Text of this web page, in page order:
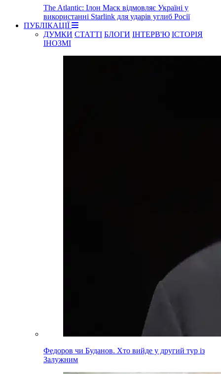
The Atlantic: Ілон Маск відмовляє Україні у
використанні Starlink для ударів углиб Росії
ПУБЛІКАЦІЇ
ДУМКИ СТАТТІ БЛОГИ ІНТЕРВ'Ю ІСТОРІЯ
ІНОЗМІ
Федоров чи Буданов. Хто вийде у другий тур із
Залужним